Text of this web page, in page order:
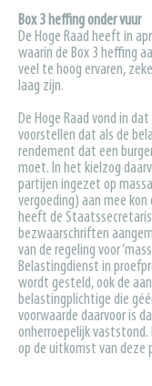
Box 3 heffing onder vuur
De Hoge Raad heeft in
waarin de Box 3 heffing
veel te hoog ervaren,
laag zijn.
De Hoge Raad vond in
voorstellen dat als de
rendement dat een
moet. In het kielzog
partijen ingezet op
vergoeding) aan mee
heeft de
bezwaarschriften
van de regeling voor
Belastingdienst in
wordt gesteld, ook de
belastingplichtige die
voorwaarde daarvoor is
onherroepelijk
op de uitkomst van deze